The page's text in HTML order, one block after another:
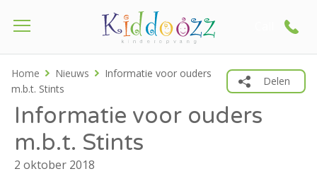
Home Nieuws
Informatie voor ouders
m.b.t. Stints
Delen
Informatie voor ouders
m.b.t. Stints
2 oktober 2018